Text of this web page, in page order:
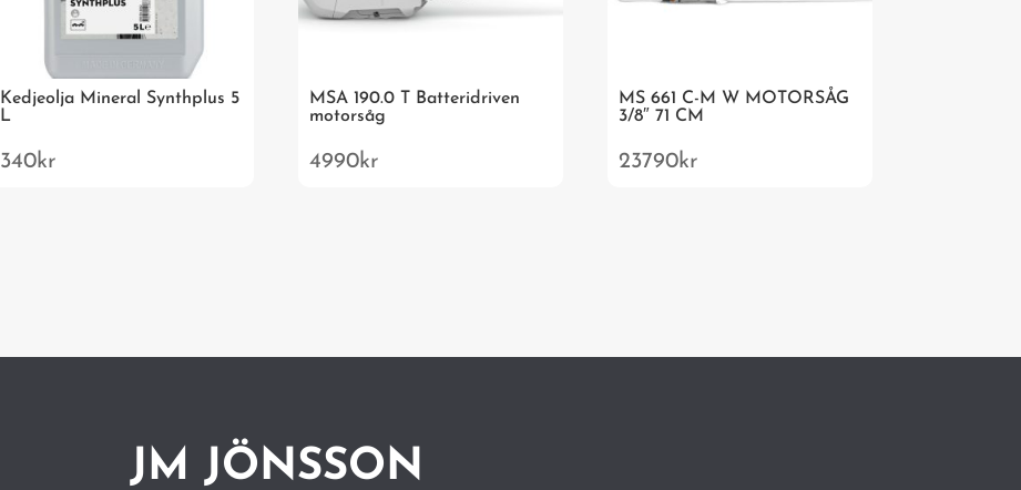
Kedjeolja Mineral Synthplus 5
L
340kr
MSA 190.0 T Batteridriven
motorsåg
4990kr
MS 661 C-M W MOTORSÅG
3/8″ 71 CM
23790kr
JM JÖNSSON